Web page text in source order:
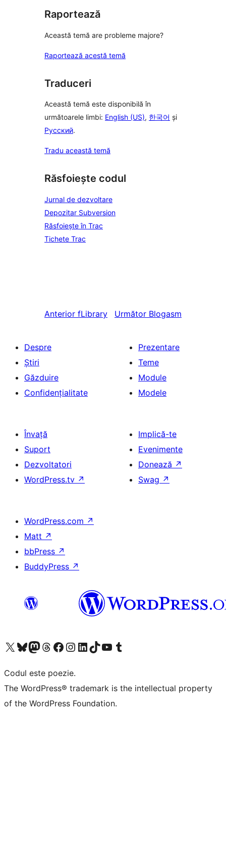
Raportează
Această temă are probleme majore?
Raportează acestă temă
Traduceri
Această temă este disponibilă în
următoarele limbi: English (US), 한국어 și
Русский.
Tradu această temă
Răsfoiește codul
Jurnal de dezvoltare
Depozitar Subversion
Răsfoiește în Trac
Tichete Trac
Anterior fLibrary Următor Blogasm
Despre
Știri
Găzduire
Confidențialitate
Prezentare
Teme
Module
Modele
Învață
Suport
Dezvoltatori
WordPress.tv ↗
Implică-te
Evenimente
Donează ↗
Swag ↗
WordPress.com ↗
Matt ↗
bbPress ↗
BuddyPress ↗
Mergi la contul nostru X (fost Twitter)
Vizitează contul nostru Bluesky
Vizitează contul nostru Mastodon
Vizitează contul nostru Threads
Vizitează pagina noastră Facebook
Vizitează-ne pe Instagram
Vizitează-ne pe LinkedIn
Vizitează contul nostru TikTok
Vizitează canalul nostru YouTube
Vizitează contul nostru Tumblr
Codul este poezie.
The WordPress® trademark is the intellectual property
of the WordPress Foundation.